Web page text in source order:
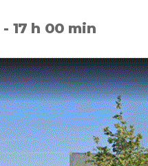
- 17 h 00 min